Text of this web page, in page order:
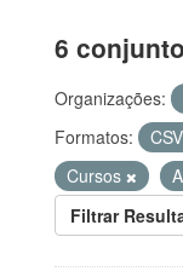
6
Organizações:
Formatos:
CSV
Cursos
Filtrar